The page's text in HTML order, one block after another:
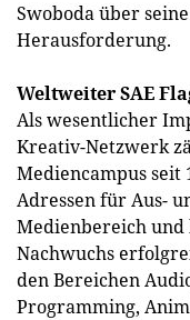
Swoboda über
Herausforderung.
Weltweiter SAE
Als wesentlicher
Kreativ-Netzwerk
Mediencampus seit
Adressen für Aus-
Medienbereich
Nachwuchs
den Bereichen
Programming,